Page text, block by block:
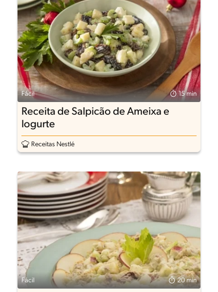
Fácil 15 min
Receita de Salpicão de Ameixa e
Iogurte
Receitas Nestlé
Fácil 20 min